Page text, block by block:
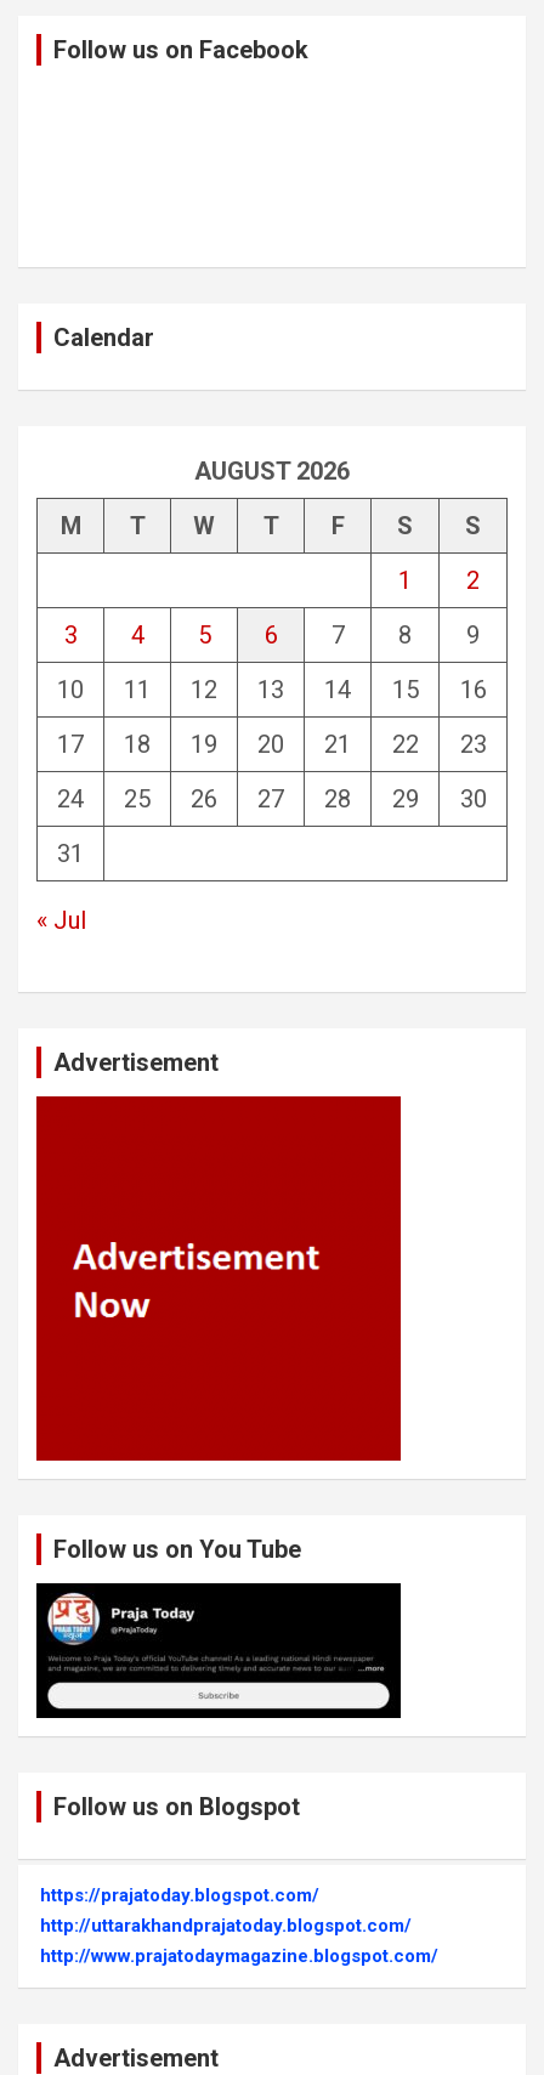
Follow us on Facebook
Calendar
AUGUST 2026
M
T W T F S
S
1
2
3
4 5 6 7 8
9
10
11 12 13 14 15
16
17
18 19 20 21 22
23
24
25 26 27 28 29
30
31
« Jul
Advertisement
Follow us on You Tube
Follow us on Blogspot
https://prajatoday.blogspot.com/
http://uttarakhandprajatoday.blogspot.com/
http://www.prajatodaymagazine.blogspot.com/
Advertisement